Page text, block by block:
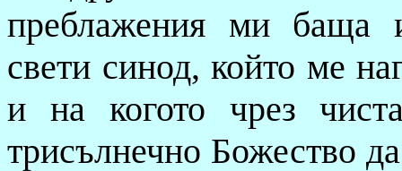
преблажения ми баща
свети синод, който ме
и на когото чрез
трисълнечно Божество